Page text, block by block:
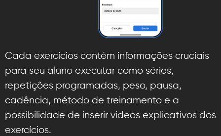
Cada exercícios contém informações cruciais
para seu aluno executar como séries,
repetições programadas, peso, pausa,
cadência, método de treinamento e a
possibilidade de inserir videos explicativos dos
exercícios.